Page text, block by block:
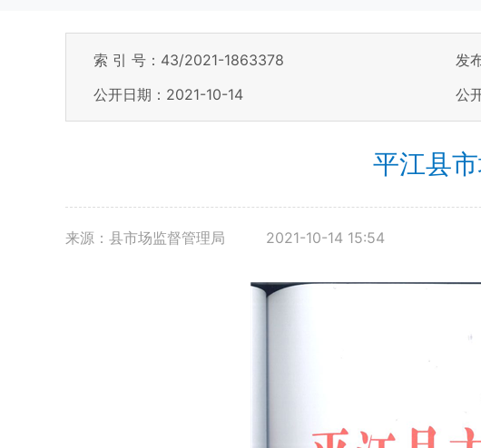
索 引 号：43/2021-1863378 发
公开日期：2021-10-14
公
平江县
来源：县市场监督管理局 2021-10-14 15:54